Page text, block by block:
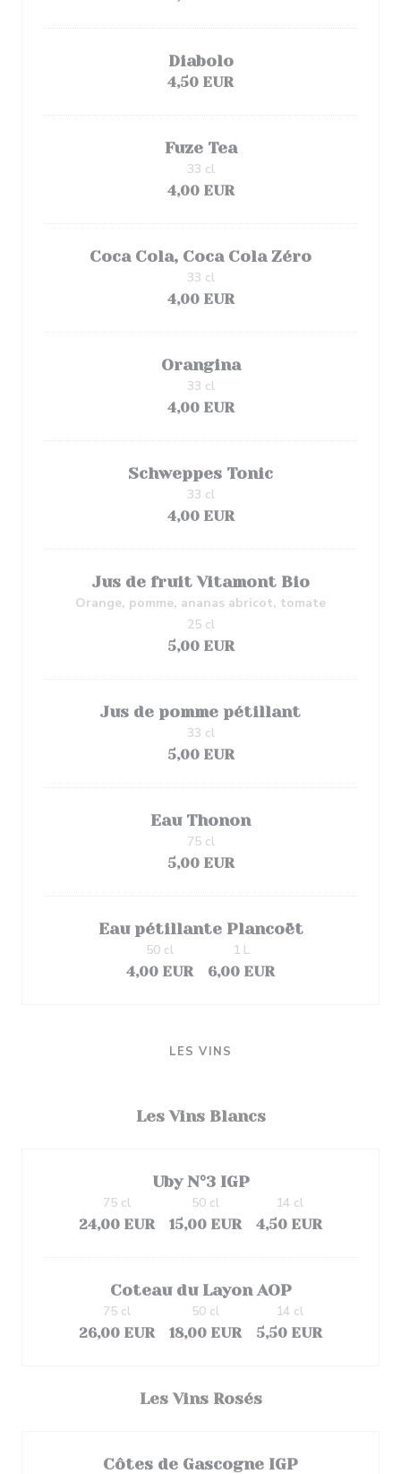
Diabolo
4,50 EUR
Fuze Tea
4,00 EUR
33 cl
Coca Cola, Coca Cola Zéro
4,00 EUR
33 cl
Orangina
4,00 EUR
33 cl
Schweppes Tonic
4,00 EUR
33 cl
Jus de fruit Vitamont Bio
Orange, pomme, ananas abricot, tomate
5,00 EUR
25 cl
Jus de pomme pétillant
5,00 EUR
33 cl
Eau Thonon
5,00 EUR
75 cl
Eau pétillante Plancoët
4,00 EUR
50 cl
6,00 EUR
1 L
LES VINS
Les Vins Blancs
Uby N°3 IGP
24,00 EUR
75 cl
15,00 EUR
50 cl
4,50 EUR
14 cl
Coteau du Layon AOP
26,00 EUR
75 cl
18,00 EUR
50 cl
5,50 EUR
14 cl
Les Vins Rosés
Côtes de Gascogne IGP